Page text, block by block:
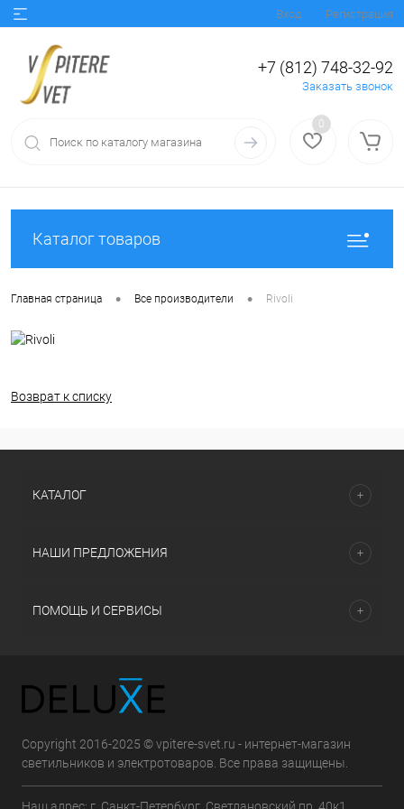
Вход Регистрация
+7 (812) 748-32-92
Заказать звонок
0
Каталог товаров
Главная страница • Все производители • Rivoli
Возврат к списку
КАТАЛОГ
НАШИ ПРЕДЛОЖЕНИЯ
ПОМОЩЬ И СЕРВИСЫ
Copyright 2016-2025 © vpitere-svet.ru - интернет-магазин
светильников и электротоваров. Все права защищены.